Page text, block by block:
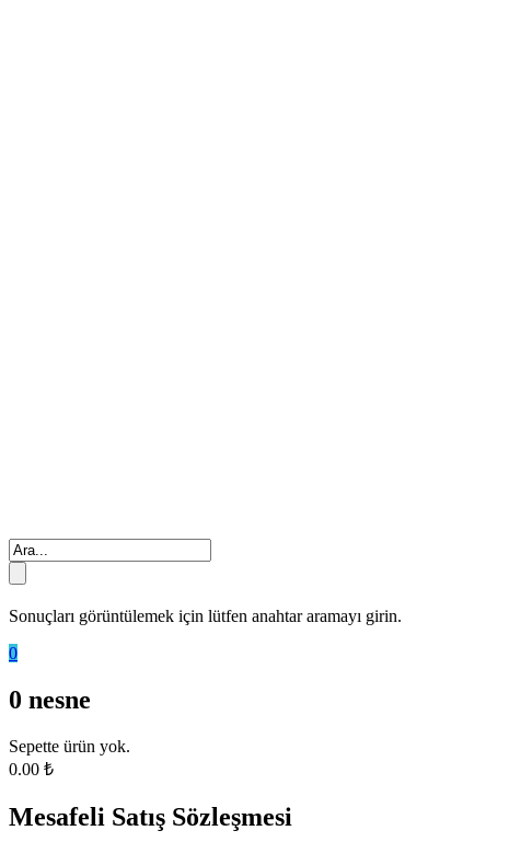
Sonuçları görüntülemek için lütfen anahtar aramayı girin.
0
0 nesne
Sepette ürün yok.
0.00 ₺
Mesafeli Satış Sözleşmesi